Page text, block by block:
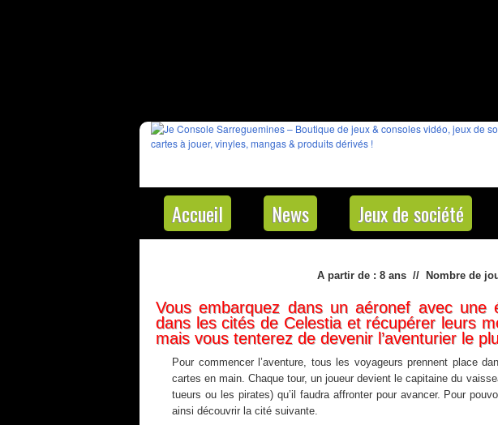
Accueil News Jeux de société
A partir de : 8 ans // Nombre de
Vous embarquez dans un aéronef avec une
dans les cités de Celestia et récupérer leurs
mais vous tenterez de devenir l’aventurier le
Pour commencer l’aventure, tous les voyageurs prennent place
cartes en main. Chaque tour, un joueur devient le capitaine du
tueurs ou les pirates) qu’il faudra affronter pour avancer. Pour
ainsi découvrir la cité suivante.